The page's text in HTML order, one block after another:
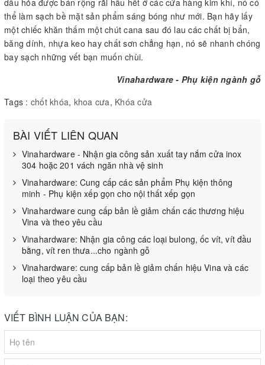
thể làm sạch bề mặt sản phẩm sáng bóng như mới. Bạn hãy lấy
một chiếc khăn thấm một chút cana sau đó lau các chất bị bẩn,
băng dính, nhựa keo hay chất sơn chẳng hạn, nó sẽ nhanh chóng
bay sạch những vết bạn muốn chùi.
Vinahardware - Phụ kiện ngành gỗ
Tags : chốt khóa, khoa cưa, Khóa cửa
BÀI VIẾT LIÊN QUAN
Vinahardware - Nhận gia công sản xuất tay nắm cửa inox
304 hoặc 201 vách ngăn nhà vệ sinh
Vinahardware: Cung cấp các sản phẩm Phụ kiện thông
minh - Phụ kiện xếp gọn cho nội thất xếp gọn
Vinahardware cung cấp bản lề giảm chấn các thương hiệu
Vina và theo yêu cầu
Vinahardware: Nhận gia công các loại bulong, ốc vít, vít đầu
bằng, vít ren thưa...cho ngành gỗ
Vinahardware: cung cấp bản lề giảm chấn hiệu Vina và các
loại theo yêu cầu
VIẾT BÌNH LUẬN CỦA BẠN: